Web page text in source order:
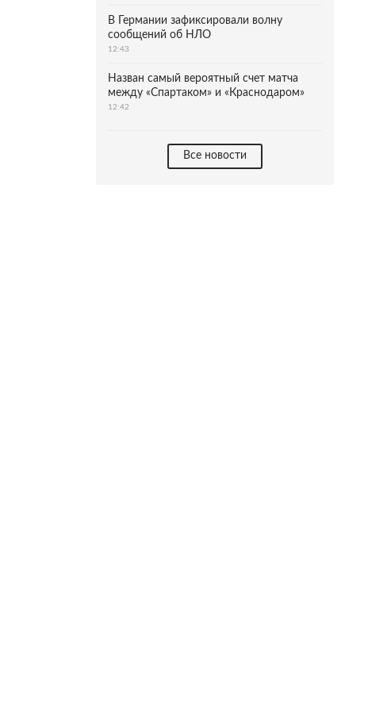
В Германии зафиксировали волну
сообщений об НЛО
12:43
Назван самый вероятный счет матча
между «Спартаком» и «Краснодаром»
12:42
Все новости